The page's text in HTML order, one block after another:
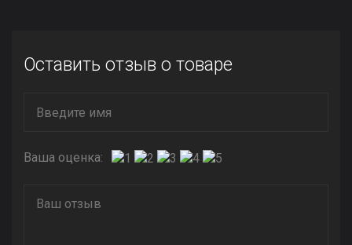
Оставить отзыв о товаре
Ваша оценка: